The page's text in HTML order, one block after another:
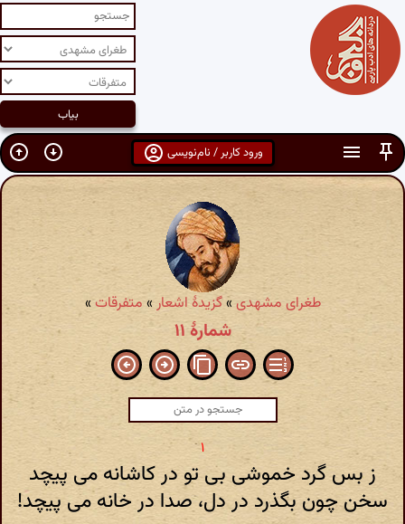
ورود کاربر / نام‌نویسی
طغرای مشهدی»گزیدهٔ اشعار» متفرقات»
شمارهٔ ۱۱
ز بس گرد خموشی بی تو در کاشانه می پیچد
سخن چون بگذرد در دل، صدا در خانه می پیچد!